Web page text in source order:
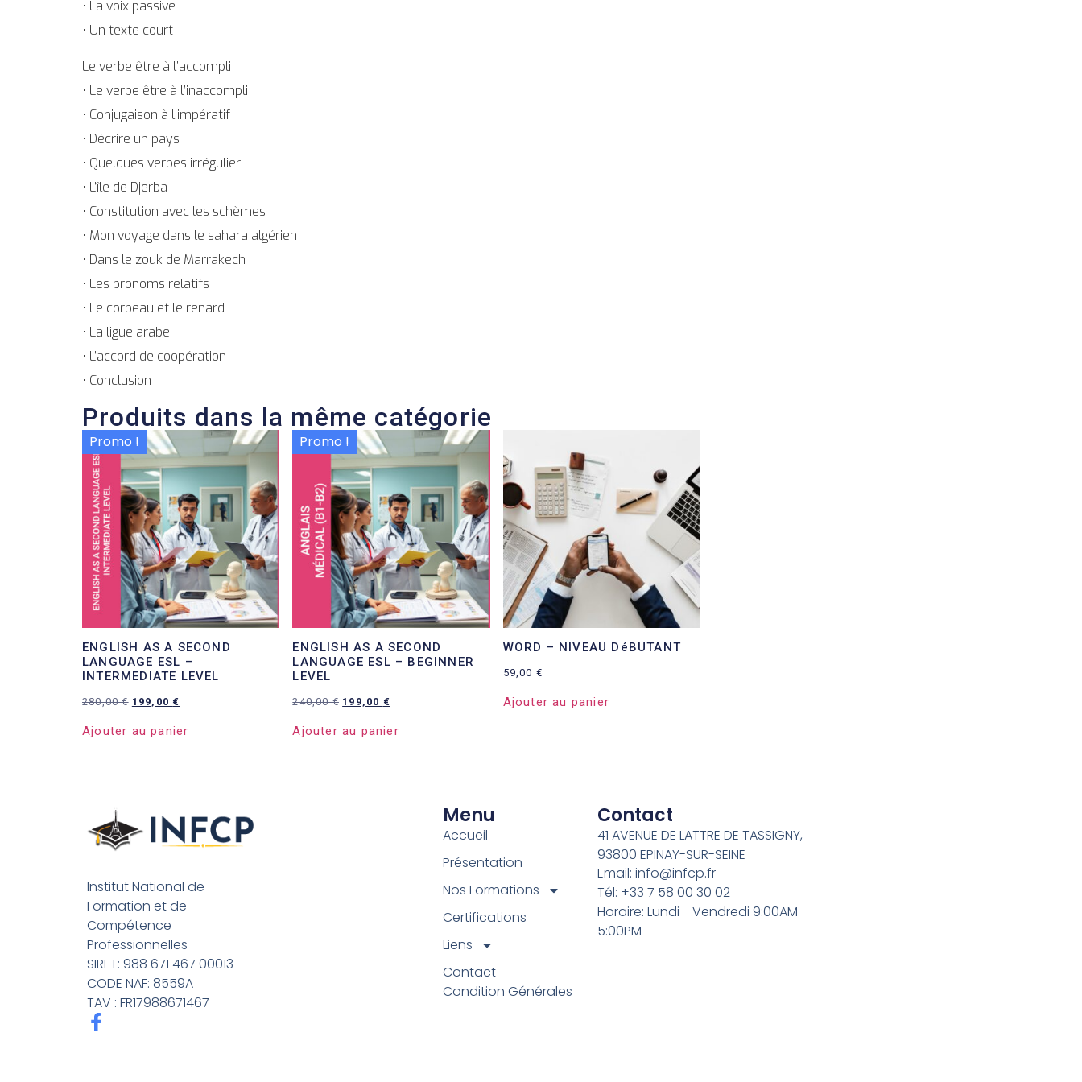
• La voix passive
• Un texte court
Le verbe être à l’accompli
• Le verbe être à l’inaccompli
• Conjugaison à l’impératif
• Décrire un pays
• Quelques verbes irrégulier
• L’île de Djerba
• Constitution avec les schèmes
• Mon voyage dans le sahara algérien
• Dans le zouk de Marrakech
• Les pronoms relatifs
• Le corbeau et le renard
• La ligue arabe
• L’accord de coopération
• Conclusion
Produits dans la même catégorie
Promo !
ENGLISH AS A SECOND
LANGUAGE ESL –
INTERMEDIATE LEVEL
280,00€ 199,00 €
Ajouter au panier
Promo !
ENGLISH AS A SECOND
LANGUAGE ESL – BEGINNER
LEVEL
240,00€ 199,00 €
Ajouter au panier
WORD – NIVEAU DéBUTANT
59,00 €
Ajouter au panier
Institut National de
Formation et de
Compétence
Professionnelles
SIRET: 988 671 467 00013
CODE NAF: 8559A
TAV : FR17988671467
Menu
Accueil
Présentation
Nos Formations
Certifications
Liens
Contact
Condition Générales
Contact
41 AVENUE DE LATTRE DE TASSIGNY,
93800 EPINAY-SUR-SEINE
Email: info@infcp.fr
Tél: +33 7 58 00 30 02
Horaire: Lundi - Vendredi 9:00AM -
5:00PM